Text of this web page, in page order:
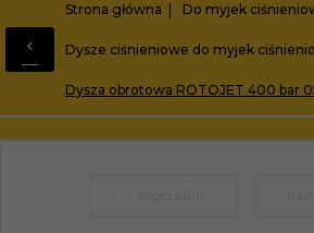
Strona główna Do myjek
Dysze ciśnieniowe do myjek
Dysza obrotowa ROTOJET 400 bar